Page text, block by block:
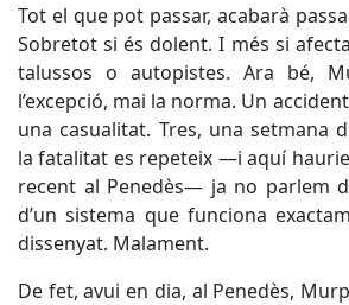
Tot el que pot passar, acabarà
Sobretot si és dolent. I més si
talussos o autopistes. Ara bé,
l’excepció, mai la norma. Un
una casualitat. Tres, una setmana
la fatalitat es repeteix —i aquí
recent al Penedès— ja no parlem
d’un sistema que funciona
dissenyat. Malament.
De fet, avui en dia, al Penedès,